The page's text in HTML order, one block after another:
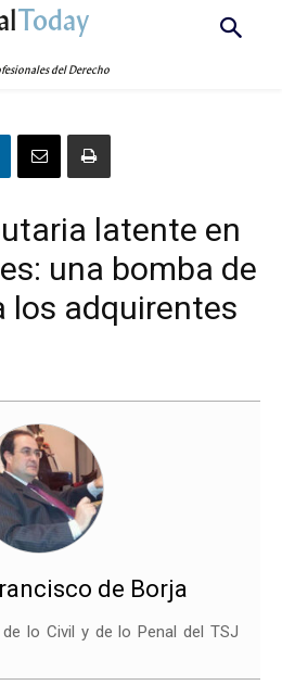
Today
del Derecho
latente en
una bomba de
los adquirentes
de Borja
lo Civil y de lo Penal del TSJ